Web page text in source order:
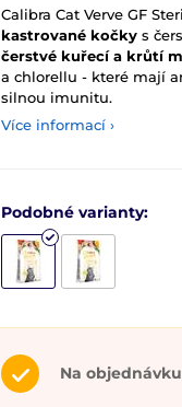
Calibra Cat Verve GF
kastrované kočky s
čerstvé kuřecí a krůtí
a chlorellu - které mají
silnou imunitu.
Více informací ›
Podobné varianty:
Na objednávku